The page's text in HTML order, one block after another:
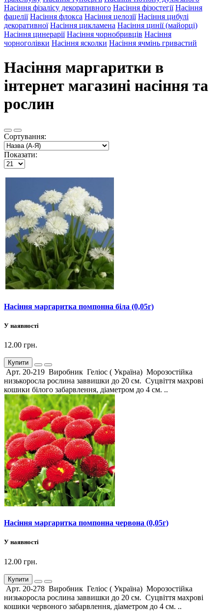
Насіння фізалісу декоративного Насіння фізостегії Насіння
фацелії Насіння флокса Насіння целозії Насіння цибулі
декоративної Насіння цикламена Насіння цинії (майорці)
Насіння цинерарії Насіння чорнобривців Насіння
чорноголівки Насіння ясколки Насіння ячмінь гривастий
Насіння маргаритки в
інтернет магазині насіння та
рослин
Сортування:
Показати:
Насіння маргаритка помпонна біла (0,05г)
У наявності
12.00 грн.
Купити
Арт. 20-219 Виробник Геліос ( Україна) Морозостійка
низькоросла рослина заввишки до 20 см. Суцвіття махрові
кошики білого забарвлення, діаметром до 4 см. ..
Насіння маргаритка помпонна червона (0,05г)
У наявності
12.00 грн.
Купити
Арт. 20-278 Виробник Геліос ( Україна) Морозостійка
низькоросла рослина заввишки до 20 см. Суцвіття махрові
кошики червоного забарвлення, діаметром до 4 см. ..